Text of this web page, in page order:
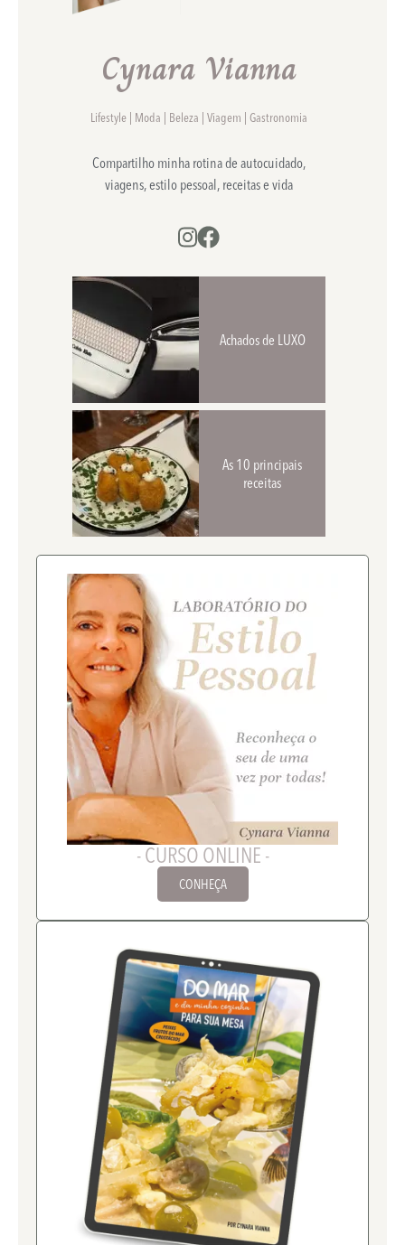
Cynara Vianna
Lifestyle | Moda | Beleza | Viagem | Gastronomia
Compartilho minha rotina de autocuidado,
viagens, estilo pessoal, receitas e vida
Achados de LUXO
As 10 principais
receitas
- CURSO ONLINE -
CONHEÇA